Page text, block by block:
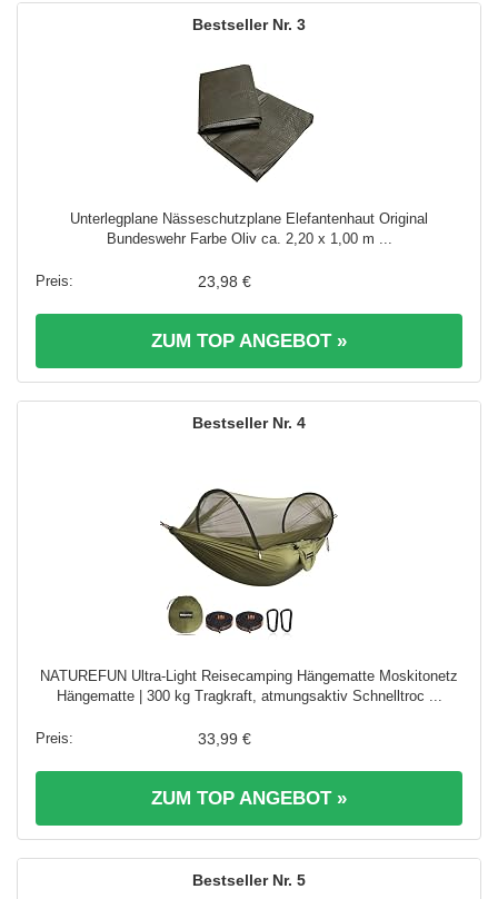
3
Unterlegplane Nässeschutzplane Elefantenhaut Original
Bundeswehr Farbe Oliv ca. 2,20 x 1,00 m ...
23,98 €
ZUM TOP ANGEBOT »
4
NATUREFUN Ultra-Light Reisecamping Hängematte Moskitonetz
Hängematte | 300 kg Tragkraft, atmungsaktiv Schnelltroc ...
33,99 €
ZUM TOP ANGEBOT »
5